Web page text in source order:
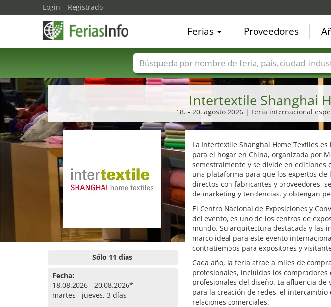
Intertextile Shanghai
18. - 20. agosto 2026 | Feria internacional
Sólo 11 dias
Fecha:
18.08.2026 - 20.08.2026*
martes - jueves, 3 días
La Intertextile Shanghai Home Textiles
para el hogar en China, organizada por
semestralmente y se divide en ediciones
una plataforma para que los expertos de
directos con fabricantes y proveedores,
de marketing y tendencias, y obtengan
El Centro Nacional de Exposiciones y
del evento, es uno de los centros de
mundo. Su arquitectura destacada y las
marco ideal para este evento
contratiempos para expositores y
Cada año, la feria atrae a miles de
profesionales, incluidos los
profesionales del diseño. La afluencia
para la creación de redes, el
relaciones comerciales.
Login Registrado
Ferias Proveedores
Nombres de ferias Países Ciudades